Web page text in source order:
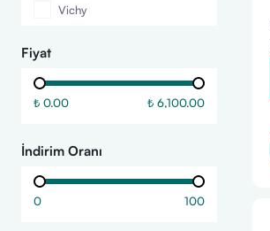
Vichy
Fiyat
₺ 0.00 ₺ 6,100.00
İndirim Oranı
0 100